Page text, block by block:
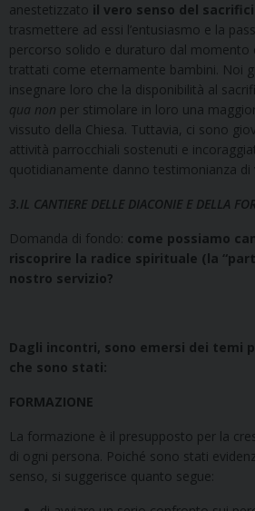
anestetizzato il vero senso del
trasmettere ad essi l’entusiasmo e la
percorso solido e duraturo dal momento
trattati come eternamente bambini. Noi
insegnare loro che la disponibilità al
qua non per stimolare in loro una
vissuto della Chiesa. Tuttavia, ci sono
attività parrocchiali sostenuti e
quotidianamente danno testimonianza di
3.IL CANTIERE DELLE DIACONIE E DELLA
Domanda di fondo: come possiamo
riscoprire la radice spirituale (la
nostro servizio?
Dagli incontri, sono emersi dei temi
che sono stati:
FORMAZIONE
La formazione è il presupposto per la
di ogni persona. Poiché sono stati
senso, si suggerisce quanto segue: